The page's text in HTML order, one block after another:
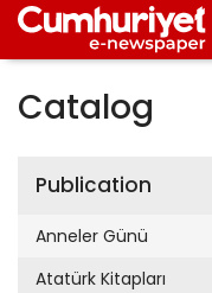
Catalog
Publication
Anneler Günü
Atatürk Kitapları